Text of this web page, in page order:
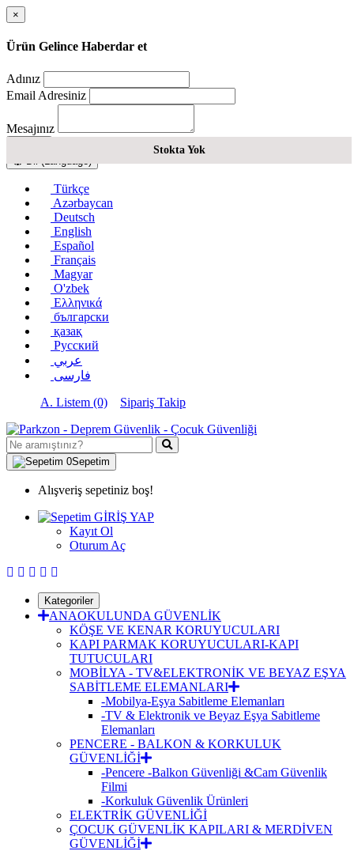
×
Ürün Gelince Haberdar et
Adınız
Email Adresiniz
Mesajınız
Türkçe
Azərbaycan
Deutsch
English
Español
Français
Magyar
O'zbek
Ελληνικά
български
қазақ
Русский
عربي
فارسی
A. Listem (0)
Sipariş Takip
0Sepetim
Alışveriş sepetiniz boş!
GİRİŞ YAP
Kayıt Ol
Oturum Aç
Kategoriler
ANAOKULUNDA GÜVENLİK
KÖŞE VE KENAR KORUYUCULARI
KAPI PARMAK KORUYUCULARI-KAPI
TUTUCULARI
MOBİLYA - TV&ELEKTRONİK VE BEYAZ EŞYA
SABİTLEME ELEMANLARI
-Mobilya-Eşya Sabitleme Elemanları
-TV & Elektronik ve Beyaz Eşya Sabitleme
Elemanları
PENCERE - BALKON & KORKULUK
GÜVENLİĞİ
-Pencere -Balkon Güvenliği &Cam Güvenlik
Filmi
-Korkuluk Güvenlik Ürünleri
ELEKTRİK GÜVENLİĞİ
ÇOCUK GÜVENLİK KAPILARI & MERDİVEN
GÜVENLİĞİ
Stokta Yok